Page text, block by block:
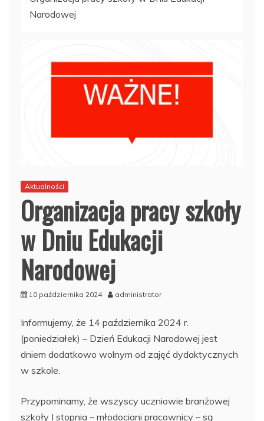
Narodowej
Aktualności
Organizacja pracy szkoły
w Dniu Edukacji
Narodowej
10 października 2024 administrator
Informujemy, że 14 października 2024 r.
(poniedziałek) – Dzień Edukacji Narodowej jest
dniem dodatkowo wolnym od zajęć dydaktycznych
w szkole.
Przypominamy, że wszyscy uczniowie branżowej
szkoły I stopnia – młodociani pracownicy – są